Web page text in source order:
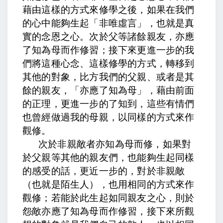
藉由這樣的方式來修學之後，如果在我們
的心中能夠生起「非唯虛言」，也就是真
實的念恩之心。 次於父等諸餘親友，亦應
了知為母而作修習 ；接下來更進一步的我
們將這種心念、這樣修學的方式，轉移到
其他的對象，比方我們的父親、或者是其
餘的親友，「亦應了知為母」，藉由前面
的正理，更進一步的了知到，這些有情們
也曾經做過我的母親，以同樣的方式來作
觀修。
次於非親敵者亦知為母而修 ，如果對
於父親等其他的親友們，也能夠生起同樣
的感受的話，更近一步的，對於非親敵
（也就是陌生人），也用相同的方式來作
觀修； 若能於此生起如同親友之心，則於
怨敵亦應了知為母而作修習 ，接下來所觀